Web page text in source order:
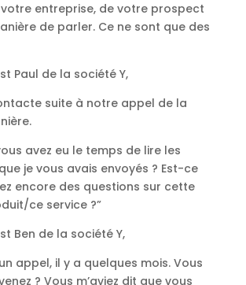
entreprise, de votre prospect
de parler. Ce ne sont que des
Paul de la société Y,
suite à notre appel de la
avez eu le temps de lire les
je vous avais envoyés ? Est-ce
encore des questions sur cette
ce service ?”
Ben de la société Y,
appel, il y a quelques mois. Vous
? Vous m’aviez dit que vous